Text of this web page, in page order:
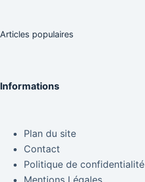
Articles populaires
Informations
Plan du site
Contact
Politique de confidentialité
Mentions Légales